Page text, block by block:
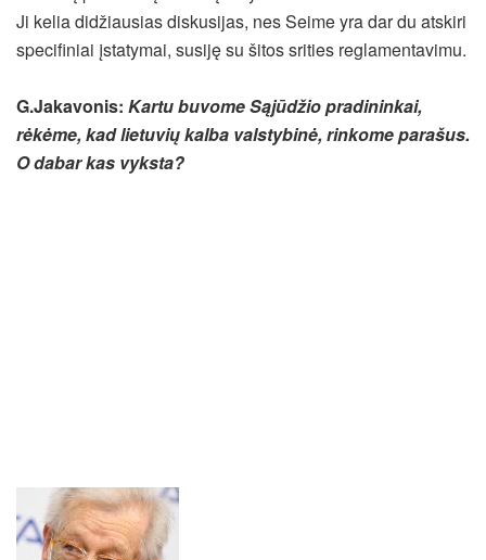
Ji kelia didžiausias diskusijas, nes Seime yra dar du atskiri
specifiniai įstatymai, susiję su šitos srities reglamentavimu.
G.Jakavonis: Kartu buvome Sąjūdžio pradininkai,
rėkėme, kad lietuvių kalba valstybinė, rinkome parašus.
O dabar kas vyksta?